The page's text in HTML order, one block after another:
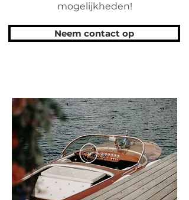
mogelijkheden!
Neem contact op